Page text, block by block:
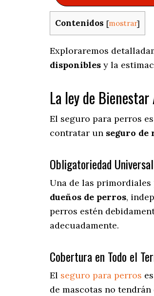
Contenidos [mostrar]
Exploraremos
disponibles y la
La ley de
El seguro para perros
contratar un seguro
Obligatoriedad Universal
Una de las
dueños de perros,
perros estén
adecuadamente.
Cobertura en Todo el
El seguro para perros
de mascotas no